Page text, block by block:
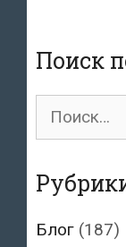
Поиск
Поиск
Блог (187)